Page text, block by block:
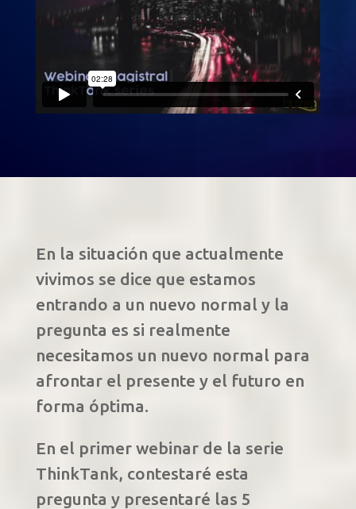
En la situación que actualmente
vivimos se dice que estamos
entrando a un nuevo normal y la
pregunta es si realmente
necesitamos un nuevo normal para
afrontar el presente y el futuro en
forma óptima.
En el primer webinar de la serie
ThinkTank, contestaré esta
pregunta y presentaré las 5